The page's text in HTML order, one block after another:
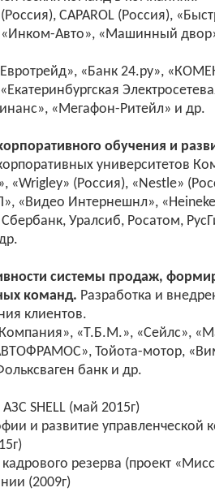
CAPAROL (Россия),
Авто», «Машинный
«Банк 24.ру»,
«Мегафон-Ритейл» и др.
обучения и
университетов
«Wrigley» (Россия), «Nestle»
«Видео Интернешнл»,
Уралсиб, Росатом,
системы продаж,
команд. Разработка и
клиентов.
«Т.Б.М.», «Сейлс»,
Тойота-мотор,
банк и др.
SHELL (май 2015г)
и развитие управленческой
резерва (проект
(2009г)